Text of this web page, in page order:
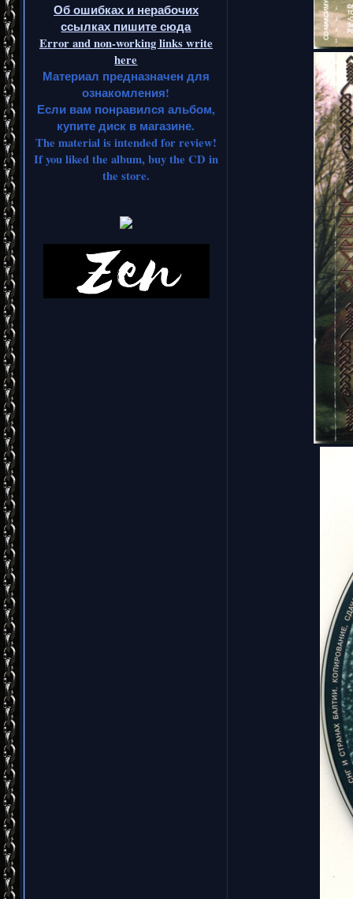
Об ошибках и нерабочих
ссылках пишите сюда
Error and non-working links write
here
Материал предназначен для
ознакомления!
Если вам понравился альбом,
купите диск в магазине.
The material is intended for review!
If you liked the album, buy the CD in
the store.